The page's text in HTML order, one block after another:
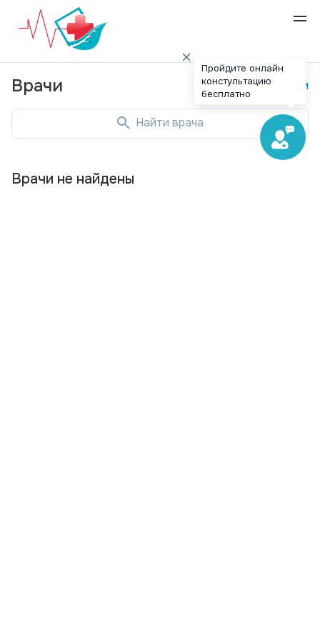
Врачи Специальности
Найти врача
Врачи не найдены
Пройдите онлайн
констультацию
бесплатно